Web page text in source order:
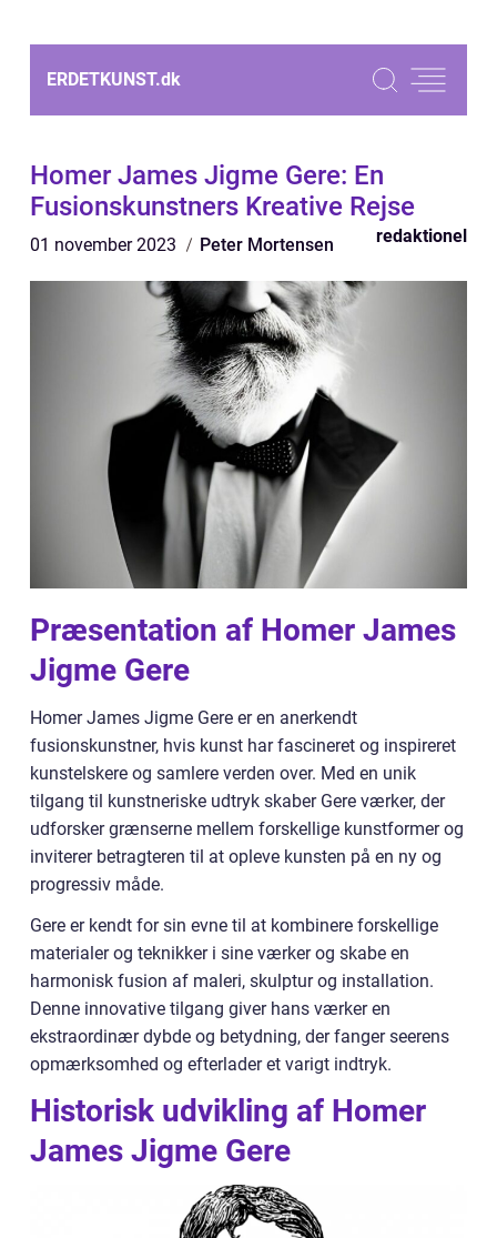
ERDETKUNST.dk
Homer James Jigme Gere: En
Fusionskunstners Kreative Rejse
01 november 2023 Peter Mortensen redaktionel
Præsentation af Homer James
Jigme Gere
Homer James Jigme Gere er en anerkendt
fusionskunstner, hvis kunst har fascineret og inspireret
kunstelskere og samlere verden over. Med en unik
tilgang til kunstneriske udtryk skaber Gere værker, der
udforsker grænserne mellem forskellige kunstformer og
inviterer betragteren til at opleve kunsten på en ny og
progressiv måde.
Gere er kendt for sin evne til at kombinere forskellige
materialer og teknikker i sine værker og skabe en
harmonisk fusion af maleri, skulptur og installation.
Denne innovative tilgang giver hans værker en
ekstraordinær dybde og betydning, der fanger seerens
opmærksomhed og efterlader et varigt indtryk.
Historisk udvikling af Homer
James Jigme Gere